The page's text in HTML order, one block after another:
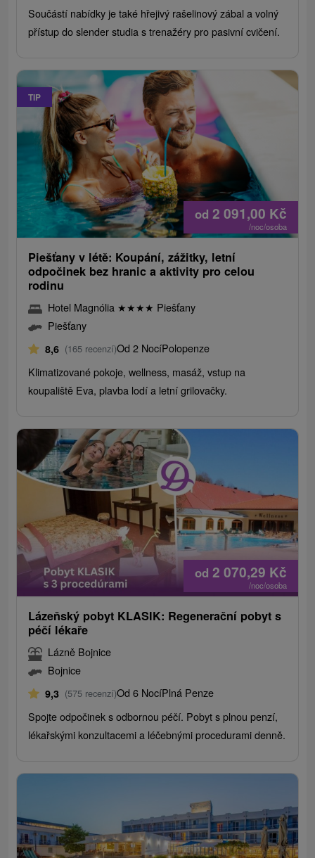
Součástí nabídky je také hřejivý rašelinový zábal a volný
přístup do slender studia s trenažéry pro pasivní cvičení.
TIP
od 2 091,00 Kč
/noc/osoba
Piešťany v létě: Koupání, zážitky, letní
odpočinek bez hranic a aktivity pro celou
rodinu
Hotel Magnólia ★★★★ Piešťany
Piešťany
8,6 (165 recenzí)Od 2 NocíPolopenze
Klimatizované pokoje, wellness, masáž, vstup na
koupaliště Eva, plavba lodí a letní grilovačky.
od 2 070,29 Kč
/noc/osoba
Lázeňský pobyt KLASIK: Regenerační pobyt s
péčí lékaře
Lázně Bojnice
Bojnice
9,3 (575 recenzí)Od 6 NocíPlná Penze
Spojte odpočinek s odbornou péčí. Pobyt s plnou penzí,
lékařskými konzultacemi a léčebnými procedurami denně.